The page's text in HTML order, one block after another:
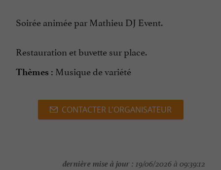
Soirée animée par Mathieu DJ Event.
Restauration et buvette sur place.
Thèmes : Musique de variété
CONTACTER L'ORGANISATEUR
dernière mise à jour : 19/06/2026 à 09:39:12